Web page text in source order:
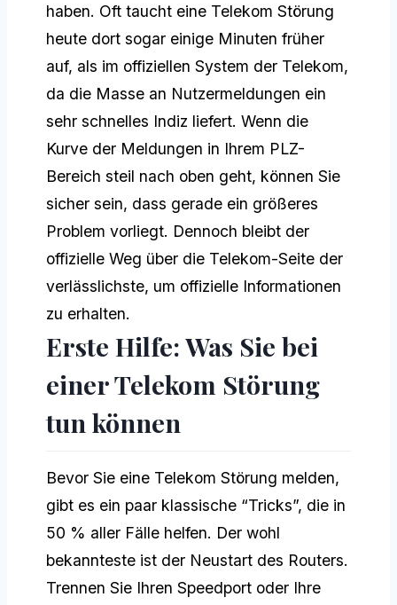
haben. Oft taucht eine Telekom Störung
heute dort sogar einige Minuten früher
auf, als im offiziellen System der Telekom,
da die Masse an Nutzermeldungen ein
sehr schnelles Indiz liefert. Wenn die
Kurve der Meldungen in Ihrem PLZ-
Bereich steil nach oben geht, können Sie
sicher sein, dass gerade ein größeres
Problem vorliegt. Dennoch bleibt der
offizielle Weg über die Telekom-Seite der
verlässlichste, um offizielle Informationen
zu erhalten.
Erste Hilfe: Was Sie bei
einer Telekom Störung
tun können
Bevor Sie eine Telekom Störung melden,
gibt es ein paar klassische “Tricks”, die in
50 % aller Fälle helfen. Der wohl
bekannteste ist der Neustart des Routers.
Trennen Sie Ihren Speedport oder Ihre